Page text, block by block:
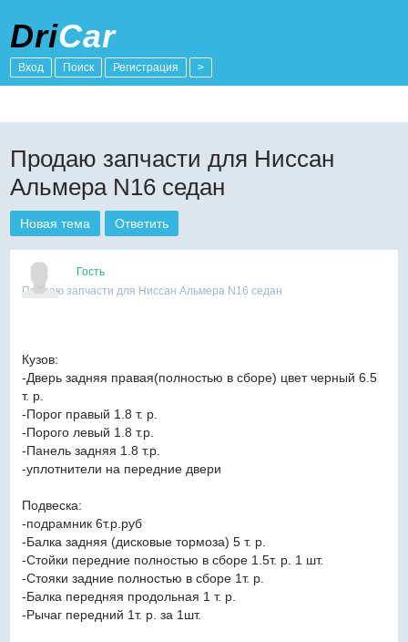
DriCar
Вход Поиск Регистрация >
Продаю запчасти для Ниссан
Альмера N16 седан
Новая тема Ответить
Гость
Продаю запчасти для Ниссан Альмера N16 седан
Кузов:
-Дверь задняя правая(полностью в сборе) цвет черный 6.5
т. р.
-Порог правый 1.8 т. р.
-Порого левый 1.8 т.р.
-Панель задняя 1.8 т.р.
-уплотнители на передние двери
Подвеска:
-подрамник 6т.р.руб
-Балка задняя (дисковые тормоза) 5 т. р.
-Стойки передние полностью в сборе 1.5т. р. 1 шт.
-Стояки задние полностью в сборе 1т. р.
-Балка передняя продольная 1 т. р.
-Рычаг передний 1т. р. за 1шт.